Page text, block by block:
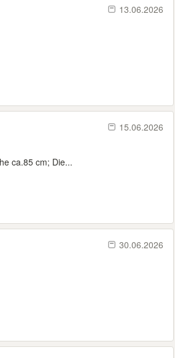
13.06.2026
15.06.2026
ca.85 cm; Die...
30.06.2026